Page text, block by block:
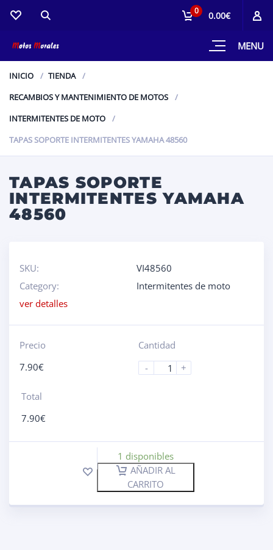
MENU
0 0.00€
INICIO
TIENDA
RECAMBIOS Y MANTENIMIENTO DE MOTOS
INTERMITENTES DE MOTO
TAPAS SOPORTE INTERMITENTES YAMAHA 48560
TAPAS SOPORTE
INTERMITENTES YAMAHA
48560
SKU:
VI48560
Category:
Intermitentes de moto
ver detalles
Precio
7.90€
Cantidad
-
+
Total
7.90€
1 disponibles
AÑADIR AL
CARRITO